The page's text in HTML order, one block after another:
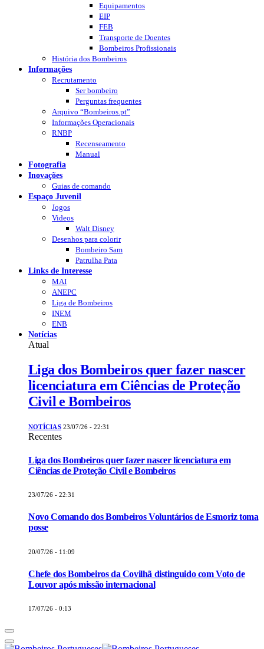
Equipamentos
EIP
FEB
Transporte de Doentes
Bombeiros Profissionais
História dos Bombeiros
Informações
Recrutamento
Ser bombeiro
Perguntas frequentes
Arquivo “Bombeiros.pt”
Informações Operacionais
RNBP
Recenseamento
Manual
Fotografia
Inovações
Guias de comando
Espaço Juvenil
Jogos
Videos
Walt Disney
Desenhos para colorir
Bombeiro Sam
Patrulha Pata
Links de Interesse
MAI
ANEPC
Liga de Bombeiros
INEM
ENB
Notícias
Atual
Liga dos Bombeiros quer fazer nascer
licenciatura em Ciências de Proteção
Civil e Bombeiros
NOTÍCIAS 23/07/26 - 22:31
Recentes
Liga dos Bombeiros quer fazer nascer licenciatura em
Ciências de Proteção Civil e Bombeiros
23/07/26 - 22:31
Novo Comando dos Bombeiros Voluntários de Esmoriz toma
posse
20/07/26 - 11:09
Chefe dos Bombeiros da Covilhã distinguido com Voto de
Louvor após missão internacional
17/07/26 - 0:13